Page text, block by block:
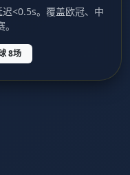
<0.5s。覆盖欧冠、中
8场